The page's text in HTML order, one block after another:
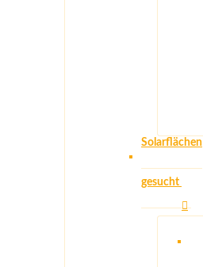
Solarflächen
gesucht